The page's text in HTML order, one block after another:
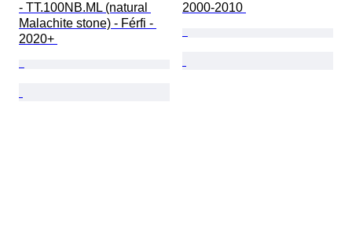
- TT.100NB.ML (natural
Malachite stone) - Férfi -
2020+
2000-2010